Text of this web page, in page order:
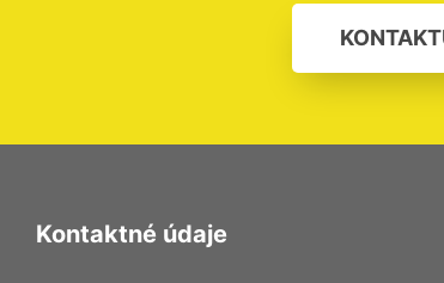
Kontaktné údaje